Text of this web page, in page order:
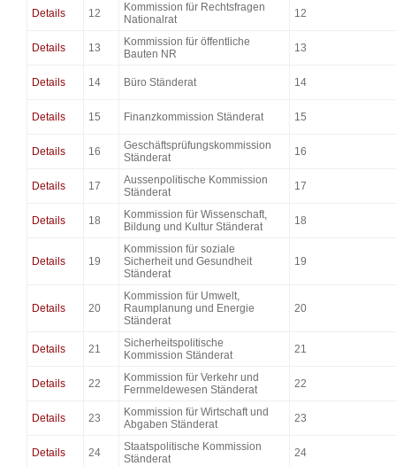
Details 12
Kommission für Rechtsfragen
Nationalrat
12
Details 13
Kommission für öffentliche
Bauten NR
13
Details 14 Büro Ständerat 14
Details 15 Finanzkommission Ständerat 15
Details 16
Geschäftsprüfungskommission
Ständerat
16
Details 17
Aussenpolitische Kommission
Ständerat
17
Details 18
Kommission für Wissenschaft,
Bildung und Kultur Ständerat
18
Details 19
Kommission für soziale
Sicherheit und Gesundheit
Ständerat
19
Details 20
Kommission für Umwelt,
Raumplanung und Energie
Ständerat
20
Details 21
Sicherheitspolitische
Kommission Ständerat
21
Details 22
Kommission für Verkehr und
Fernmeldewesen Ständerat
22
Details 23
Kommission für Wirtschaft und
Abgaben Ständerat
23
Details 24
Staatspolitische Kommission
Ständerat
24